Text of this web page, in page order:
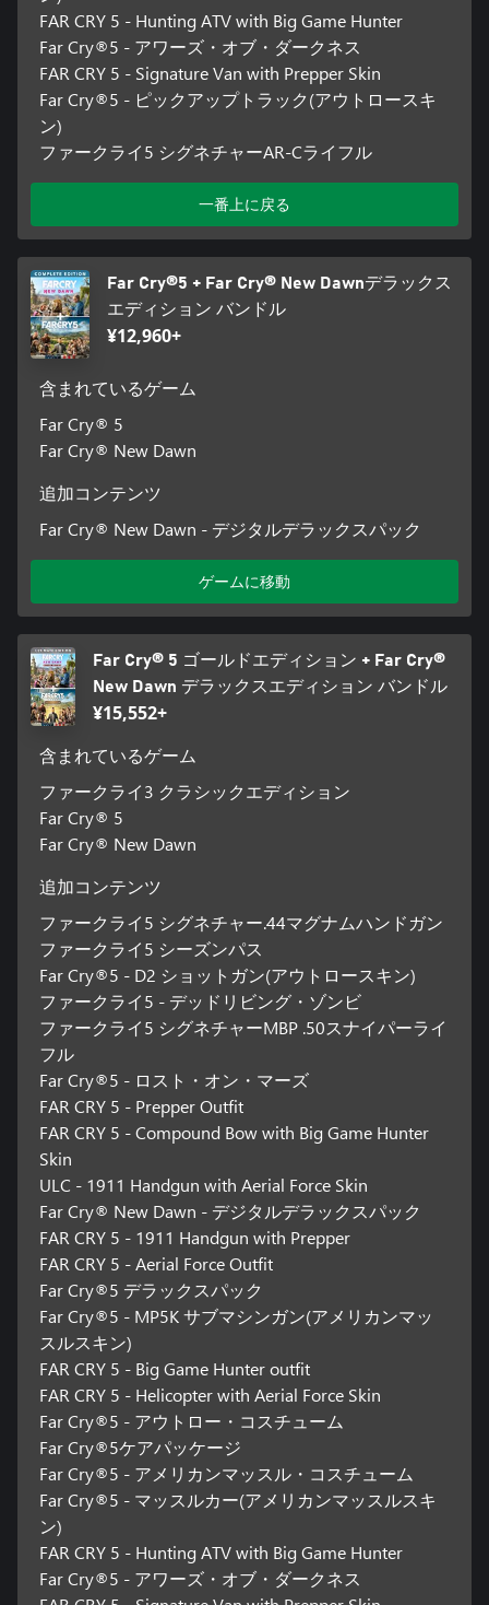
FAR CRY 5 - Hunting ATV with Big Game Hunter
Far Cry®5 - アワーズ・オブ・ダークネス
FAR CRY 5 - Signature Van with Prepper Skin
Far Cry®5 - ピックアップトラック(アウトロースキ
ン)
ファークライ5 シグネチャーAR-Cライフル
一番上に戻る
Far Cry®5 + Far Cry® New Dawnデラックス
エディション バンドル
¥12,960+
含まれているゲーム
Far Cry® 5
Far Cry® New Dawn
追加コンテンツ
Far Cry® New Dawn - デジタルデラックスパック
ゲームに移動
Far Cry® 5 ゴールドエディション + Far Cry®
New Dawn デラックスエディション バンドル
¥15,552+
含まれているゲーム
ファークライ3 クラシックエディション
Far Cry® 5
Far Cry® New Dawn
追加コンテンツ
ファークライ5 シグネチャー.44マグナムハンドガン
ファークライ5 シーズンパス
Far Cry®5 - D2 ショットガン(アウトロースキン)
ファークライ5 - デッドリビング・ゾンビ
ファークライ5 シグネチャーMBP .50スナイパーライ
フル
Far Cry®5 - ロスト・オン・マーズ
FAR CRY 5 - Prepper Outfit
FAR CRY 5 - Compound Bow with Big Game Hunter
Skin
ULC - 1911 Handgun with Aerial Force Skin
Far Cry® New Dawn - デジタルデラックスパック
FAR CRY 5 - 1911 Handgun with Prepper
FAR CRY 5 - Aerial Force Outfit
Far Cry®5 デラックスパック
Far Cry®5 - MP5K サブマシンガン(アメリカンマッ
スルスキン)
FAR CRY 5 - Big Game Hunter outfit
FAR CRY 5 - Helicopter with Aerial Force Skin
Far Cry®5 - アウトロー・コスチューム
Far Cry®5ケアパッケージ
Far Cry®5 - アメリカンマッスル・コスチューム
Far Cry®5 - マッスルカー(アメリカンマッスルスキ
ン)
FAR CRY 5 - Hunting ATV with Big Game Hunter
Far Cry®5 - アワーズ・オブ・ダークネス